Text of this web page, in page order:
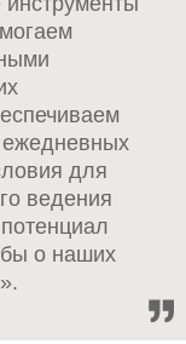
ежедневных
для
ведения
о наших